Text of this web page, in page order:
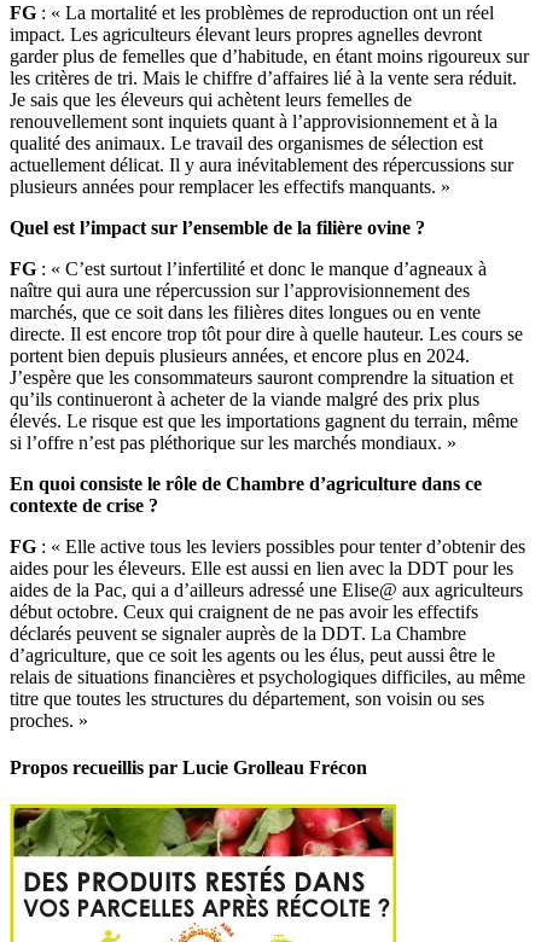
FG : « La mortalité et les problèmes de reproduction ont un réel
impact. Les agriculteurs élevant leurs propres agnelles devront
garder plus de femelles que d’habitude, en étant moins rigoureux sur
les critères de tri. Mais le chiffre d’affaires lié à la vente sera réduit.
Je sais que les éleveurs qui achètent leurs femelles de
renouvellement sont inquiets quant à l’approvisionnement et à la
qualité des animaux. Le travail des organismes de sélection est
actuellement délicat. Il y aura inévitablement des répercussions sur
plusieurs années pour remplacer les effectifs manquants. »
Quel est l’impact sur l’ensemble de la filière ovine ?
FG : « C’est surtout l’infertilité et donc le manque d’agneaux à
naître qui aura une répercussion sur l’approvisionnement des
marchés, que ce soit dans les filières dites longues ou en vente
directe. Il est encore trop tôt pour dire à quelle hauteur. Les cours se
portent bien depuis plusieurs années, et encore plus en 2024.
J’espère que les consommateurs sauront comprendre la situation et
qu’ils continueront à acheter de la viande malgré des prix plus
élevés. Le risque est que les importations gagnent du terrain, même
si l’offre n’est pas pléthorique sur les marchés mondiaux. »
En quoi consiste le rôle de Chambre d’agriculture dans ce
contexte de crise ?
FG : « Elle active tous les leviers possibles pour tenter d’obtenir des
aides pour les éleveurs. Elle est aussi en lien avec la DDT pour les
aides de la Pac, qui a d’ailleurs adressé une Elise@ aux agriculteurs
début octobre. Ceux qui craignent de ne pas avoir les effectifs
déclarés peuvent se signaler auprès de la DDT. La Chambre
d’agriculture, que ce soit les agents ou les élus, peut aussi être le
relais de situations financières et psychologiques difficiles, au même
titre que toutes les structures du département, son voisin ou ses
proches. »
Propos recueillis par Lucie Grolleau Frécon